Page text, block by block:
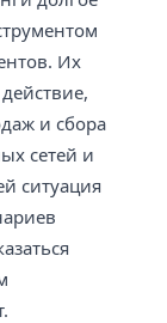
Их
и сбора
сетей и
ситуация